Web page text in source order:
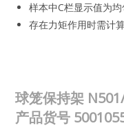
样本中C栏显示值为
存在力矩作用时需计
球笼保持架
产品货号